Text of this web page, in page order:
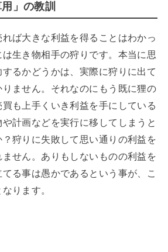
」の教訓
ば大きな利益を得ることはわかっ
生き物相手の狩りです。本当に思
るかどうかは、実際に狩りに出て
ません。それなのにもう既に狸の
も上手くいき利益を手にしている
計画などを実行に移してしまうと
狩りに失敗して思い通りの利益を
せん。ありもしないものの利益を
る事は愚かであるという事が、こ
ります。